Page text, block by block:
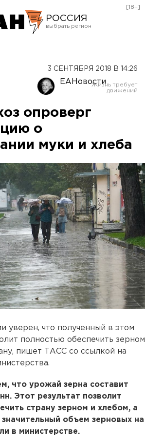
РОССИЯ
Оренбург
[18+]
3 СЕНТЯБРЯ 2018 В 14:26
ЕАНовости
опроверг
о
муки и хлеба
уверен, что полученный в этом
полностью обеспечить зерном
пишет ТАСС со ссылкой на
что урожай зерна составит
Этот результат позволит
страну зерном и хлебом, а
объем зерновых на
в министерстве.